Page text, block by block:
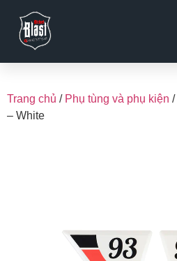
Trang chủ / Phụ tùng và phụ kiện /
– White